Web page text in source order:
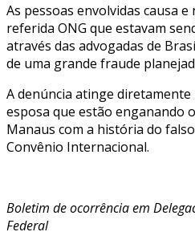
As pessoas envolvidas causa
referida ONG que estavam
através das advogadas de
de uma grande fraude
A denúncia atinge
esposa que estão enganando
Manaus com a história do
Convênio Internacional.
Boletim de ocorrência em
Federal